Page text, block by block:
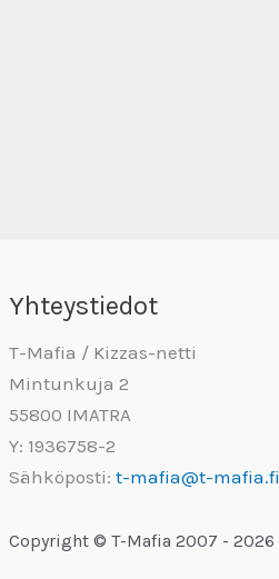
Yhteystiedot
T-Mafia / Kizzas-netti
Mintunkuja 2
55800 IMATRA
Y: 1936758-2
Sähköposti:t-mafia@t-mafia.fi
Copyright © T-Mafia 2007 - 2026